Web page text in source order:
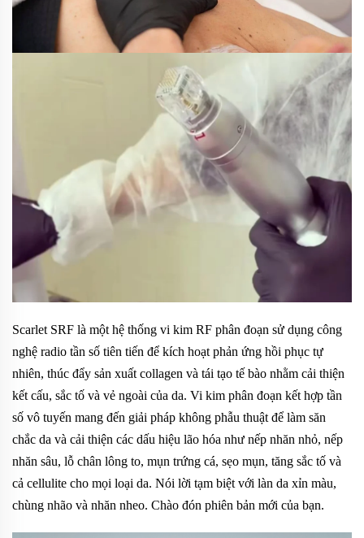
Scarlet SRF là một hệ thống vi kim RF phân đoạn sử dụng công
nghệ radio tần số tiên tiến để kích hoạt phản ứng hồi phục tự
nhiên, thúc đẩy sản xuất collagen và tái tạo tế bào nhằm cải thiện
kết cấu, sắc tố và vẻ ngoài của da. Vi kim phân đoạn kết hợp tần
số vô tuyến mang đến giải pháp không phẫu thuật để làm săn
chắc da và cải thiện các dấu hiệu lão hóa như nếp nhăn nhỏ, nếp
nhăn sâu, lỗ chân lông to, mụn trứng cá, sẹo mụn, tăng sắc tố và
cả cellulite cho mọi loại da. Nói lời tạm biệt với làn da xỉn màu,
chùng nhão và nhăn nheo. Chào đón phiên bản mới của bạn.